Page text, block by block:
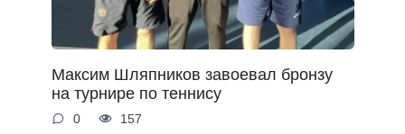
Максим Шляпников завоевал бронзу
на турнире по теннису
0 157